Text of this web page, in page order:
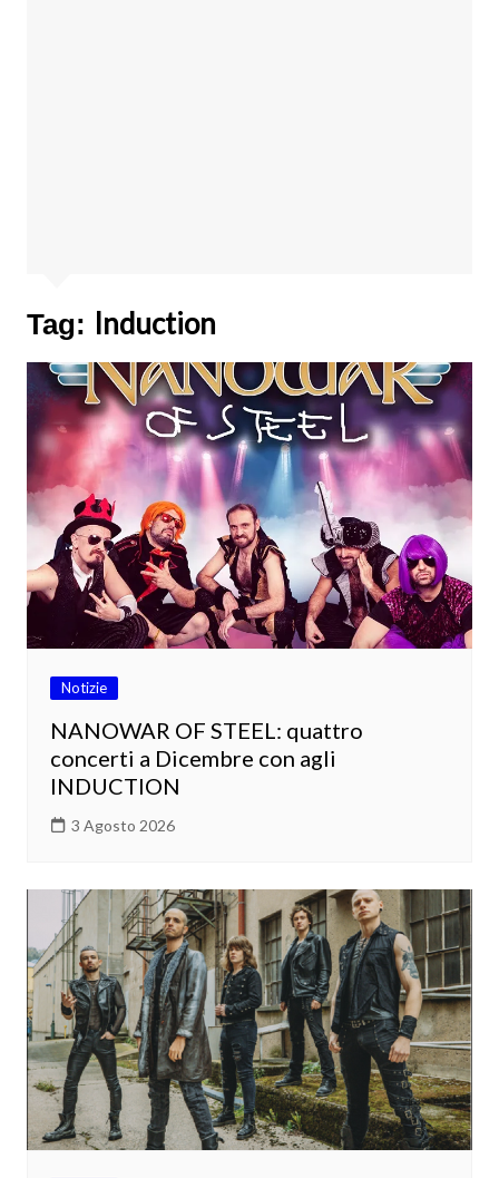
Tag: Induction
Notizie
NANOWAR OF STEEL: quattro
concerti a Dicembre con agli
INDUCTION
3 Agosto 2026